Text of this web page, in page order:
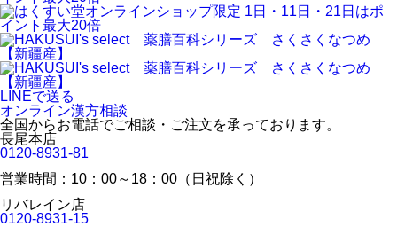
LINEで送る
オンライン漢方相談
全国からお電話でご相談・ご注文を承っております。
長尾本店
0120-8931-81
営業時間：10：00～18：00（日祝除く）
リバレイン店
0120-8931-15